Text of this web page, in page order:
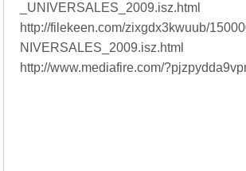
_UNIVERSALES_2009.isz.html
http://filekeen.com/zixgdx3kwuub/
NIVERSALES_2009.isz.html
http://www.mediafire.com/